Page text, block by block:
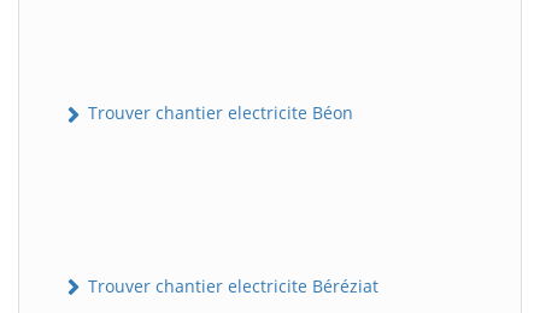
Trouver chantier electricite Béon
Trouver chantier electricite Béréziat